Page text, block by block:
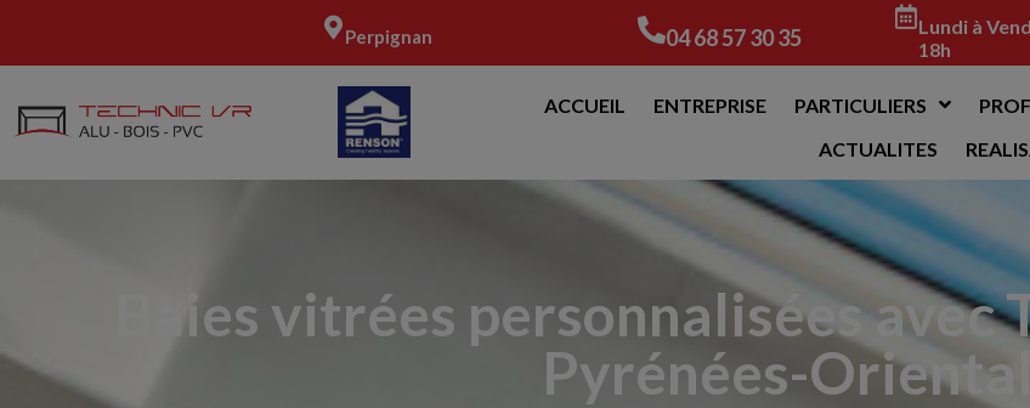
Perpignan 04 68 57 30 35
Lundi à
18h
ACCUEIL ENTREPRISE PARTICULIERS
ACTUALITES
Baies vitrées personnalisées avec
Pyrénées-